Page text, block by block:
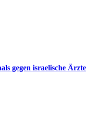
gegen israelische Ärzte